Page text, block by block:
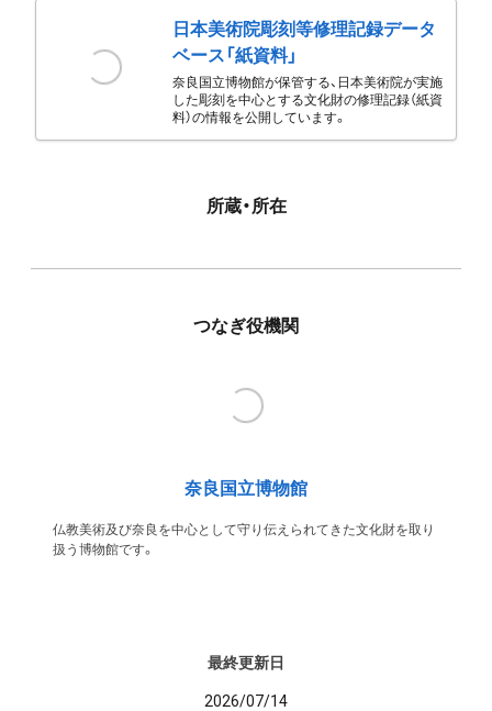
日本美術院彫刻等修理記録データ
ベース「紙資料」
奈良国立博物館が保管する、日本美術院が実施
した彫刻を中心とする文化財の修理記録（紙資
料）の情報を公開しています。
所蔵・所在
つなぎ役機関
奈良国立博物館
仏教美術及び奈良を中心として守り伝えられてきた文化財を取り
扱う博物館です。
最終更新日
2026/07/14